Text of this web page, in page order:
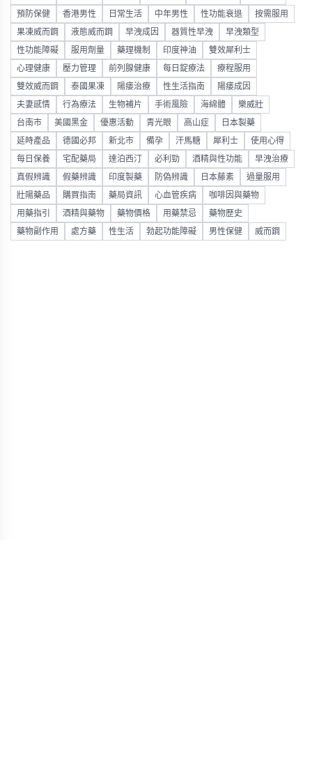
預防保健 香港男性 日常生活 中年男性 性功能衰退 按需服用
果凍威而鋼 液態威而鋼 早洩成因 器質性早洩 早洩類型
性功能障礙 服用劑量 藥理機制 印度神油 雙效犀利士
心理健康 壓力管理 前列腺健康 每日錠療法 療程服用
雙效威而鋼 泰國果凍 陽痿治療 性生活指南 陽痿成因
夫妻感情 行為療法 生物補片 手術風險 海綿體 樂威壯
台南市 美國黑金 優惠活動 青光眼 高山症 日本製藥
延時產品 德國必邦 新北市 備孕 汗馬糖 犀利士 使用心得
每日保養 宅配藥局 達泊西汀 必利勁 酒精與性功能 早洩治療
真假辨識 假藥辨識 印度製藥 防偽辨識 日本藤素 過量服用
壯陽藥品 購買指南 藥局資訊 心血管疾病 咖啡因與藥物
用藥指引 酒精與藥物 藥物價格 用藥禁忌 藥物歷史
藥物副作用 處方藥 性生活 勃起功能障礙 男性保健 威而鋼